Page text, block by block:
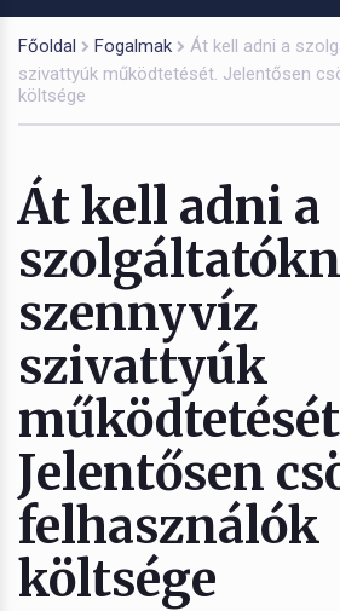
Főoldal Fogalmak
Át kell adni a
szivattyúk működtetését. Jelentősen
költsége
Át kell adni a
szennyvíz
szivattyúk
Jelentősen
felhasználók
költsége